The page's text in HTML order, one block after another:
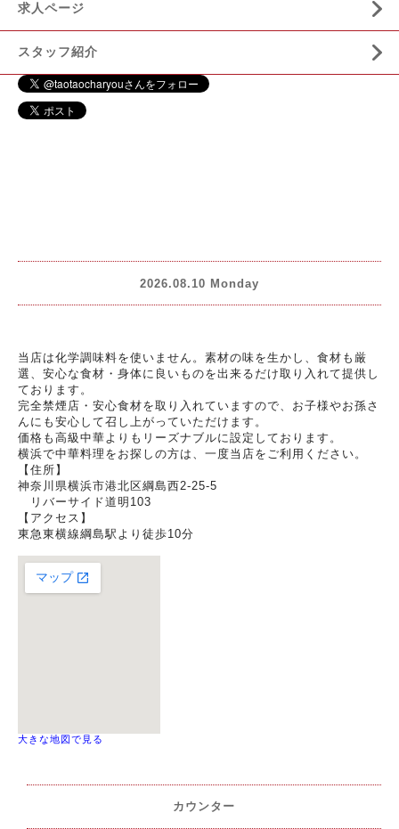
求人ページ
スタッフ紹介
2026.08.10 Monday
当店は化学調味料を使いません。素材の味を生かし、食材も厳
選、安心な食材・身体に良いものを出来るだけ取り入れて提供し
ております。
完全禁煙店・安心食材を取り入れていますので、お子様やお孫さ
んにも安心して召し上がっていただけます。
価格も高級中華よりもリーズナブルに設定しております。
横浜で中華料理をお探しの方は、一度当店をご利用ください。
【住所】
神奈川県横浜市港北区綱島西2-25-5
リバーサイド道明103
【アクセス】
東急東横線綱島駅より徒歩10分
大きな地図で見る
カウンター